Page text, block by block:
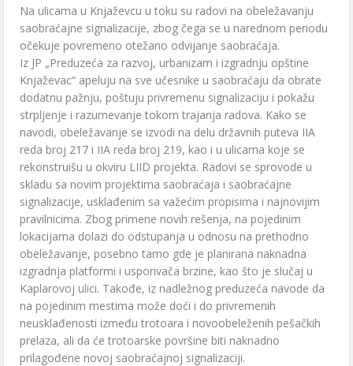
Na ulicama u Knjaževcu u toku su radovi na obeležavanju
saobraćajne signalizacije, zbog čega se u narednom periodu
očekuje povremeno otežano odvijanje saobraćaja.
Iz JP „Preduzeća za razvoj, urbanizam i izgradnju opštine
Knjaževac“ apeluju na sve učesnike u saobraćaju da obrate
dodatnu pažnju, poštuju privremenu signalizaciju i pokažu
strpljenje i razumevanje tokom trajanja radova. Kako se
navodi, obeležavanje se izvodi na delu državnih puteva IIA
reda broj 217 i IIA reda broj 219, kao i u ulicama koje se
rekonstruišu u okviru LIID projekta. Radovi se sprovode u
skladu sa novim projektima saobraćaja i saobraćajne
signalizacije, usklađenim sa važećim propisima i najnovijim
pravilnicima. Zbog primene novih rešenja, na pojedinim
lokacijama dolazi do odstupanja u odnosu na prethodno
obeležavanje, posebno tamo gde je planirana naknadna
izgradnja platformi i usporivača brzine, kao što je slučaj u
Kaplarovoj ulici. Takođe, iz nadležnog preduzeća navode da
na pojedinim mestima može doći i do privremenih
neusklađenosti između trotoara i novoobeleženih pešačkih
prelaza, ali da će trotoarske površine biti naknadno
prilagođene novoj saobraćajnoj signalizaciji.